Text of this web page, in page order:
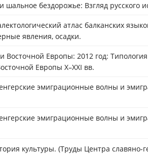
шальное бездорожье: Взгляд русского
атлас балканских
явления, осадки.
Восточной Европы: 2012 год:
Европы X–XXI вв.
эмиграционные волны и
эмиграционные волны и
культуры. (Труды Центра славяно-